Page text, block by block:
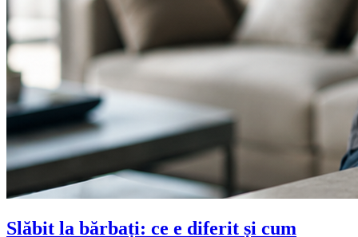
Slăbit la bărbați: ce e diferit și cum